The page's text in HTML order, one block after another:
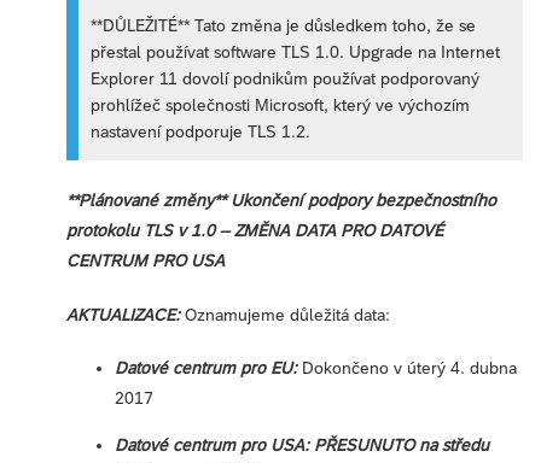
**DŮLEŽITÉ** Tato změna je důsledkem toho, že se
přestal používat software TLS 1.0. Upgrade na Internet
Explorer 11 dovolí podnikům používat podporovaný
prohlížeč společnosti Microsoft, který ve výchozím
nastavení podporuje TLS 1.2.
**Plánované změny** Ukončení podpory bezpečnostního
protokolu TLS v 1.0 – ZMĚNA DATA PRO DATOVÉ
CENTRUM PRO USA
AKTUALIZACE:Oznamujeme důležitá data:
Datové centrum pro EU:Dokončeno v úterý 4. dubna
2017
Datové centrum pro USA: PŘESUNUTO na středu